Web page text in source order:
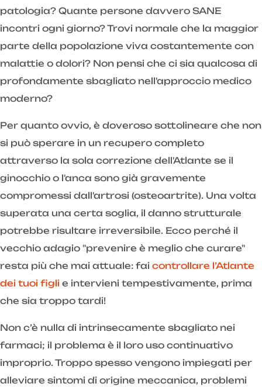
patologia? Quante persone davvero SANE
incontri ogni giorno? Trovi normale che la maggior
parte della popolazione viva costantemente con
malattie o dolori? Non pensi che ci sia qualcosa di
profondamente sbagliato nell'approccio medico
moderno?
Per quanto ovvio, è doveroso sottolineare che non
si può sperare in un recupero completo
attraverso la sola correzione dell'Atlante se il
ginocchio o l'anca sono già gravemente
compromessi dall'artrosi (osteoartrite). Una volta
superata una certa soglia, il danno strutturale
potrebbe risultare irreversibile. Ecco perché il
vecchio adagio "prevenire è meglio che curare"
resta più che mai attuale: fai controllare l’Atlante
dei tuoi figli e intervieni tempestivamente, prima
che sia troppo tardi!
Non c’è nulla di intrinsecamente sbagliato nei
farmaci; il problema è il loro uso continuativo
improprio. Troppo spesso vengono impiegati per
alleviare sintomi di origine meccanica, problemi